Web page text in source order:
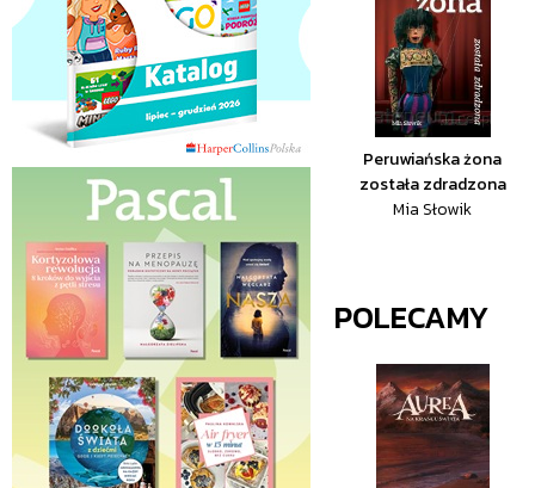
Peruwiańska żona
została zdradzona
Mia Słowik
POLECAMY